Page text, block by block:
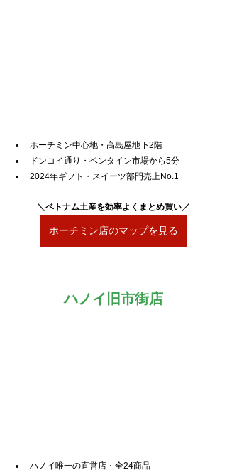
ホーチミン中心地・高島屋地下2階
ドンコイ通り・ベンタイン市場から5分
2024年ギフト・スイーツ部門売上No.1
＼ベトナム土産を効率よくまとめ買い／
ホーチミン店のマップを見る
ハノイ旧市街店
ハノイ唯一の直営店・全24商品